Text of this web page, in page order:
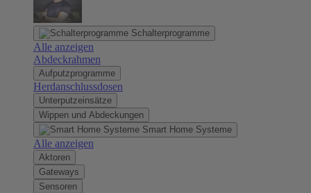
Schalterprogramme
Alle anzeigen
Abdeckrahmen
Aufputzprogramme
Herdanschlussdosen
Unterputzeinsätze
Wippen und Abdeckungen
Smart Home Systeme
Alle anzeigen
Aktoren
Gateways
Sensoren